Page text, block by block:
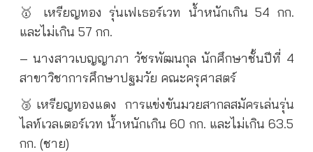
🥇 เหรียญทอง รุ่นเฟเธอร์เวท น้ำหนักเกิน 54 กก.
และไม่เกิน 57 กก.
– นางสาวเบญญาภา วัชรพัฒนกุล นักศึกษาชั้นปีที่ 4
สาขาวิชาการศึกษาปฐมวัย คณะครุศาสตร์
🥉เหรียญทองแดง การแข่งขันมวยสากลสมัครเล่นรุ่น
ไลท์เวลเตอร์เวท น้ำหนักเกิน 60 กก. และไม่เกิน 63.5
กก. (ชาย)